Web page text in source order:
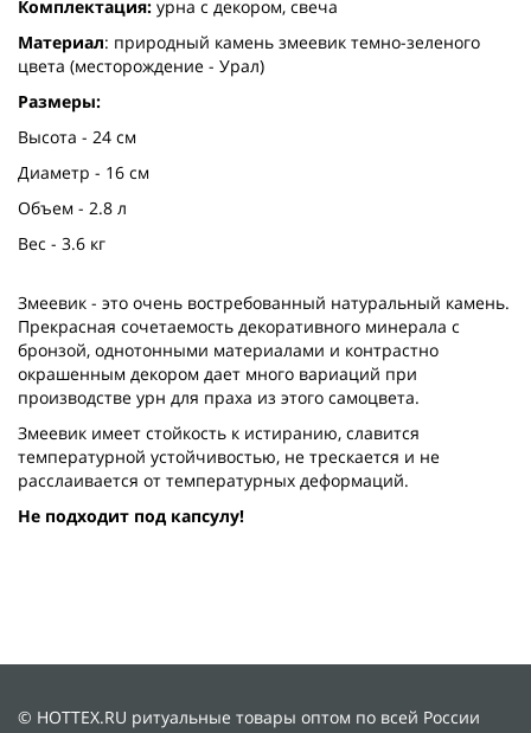
Комплектация: урна с декором, свеча
Материал: природный камень змеевик темно-зеленого
цвета (месторождение - Урал)
Размеры:
Высота - 24 см
Диаметр - 16 см
Объем - 2.8 л
Вес - 3.6 кг
Змеевик - это очень востребованный натуральный камень.
Прекрасная сочетаемость декоративного минерала с
бронзой, однотонными материалами и контрастно
окрашенным декором дает много вариаций при
производстве урн для праха из этого самоцвета.
Змеевик имеет стойкость к истиранию, славится
температурной устойчивостью, не трескается и не
расслаивается от температурных деформаций.
Не подходит под капсулу!
© HOTTEX.RU ритуальные товары оптом по всей России